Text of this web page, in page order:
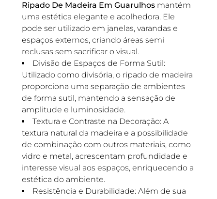
Ripado De Madeira Em Guarulhosmantém
uma estética elegante e acolhedora. Ele
pode ser utilizado em janelas, varandas e
espaços externos, criando áreas semi
reclusas sem sacrificar o visual.
Divisão de Espaços de Forma Sutil:
Utilizado como divisória, o ripado de madeira
proporciona uma separação de ambientes
de forma sutil, mantendo a sensação de
amplitude e luminosidade.
Textura e Contraste na Decoração: A
textura natural da madeira e a possibilidade
de combinação com outros materiais, como
vidro e metal, acrescentam profundidade e
interesse visual aos espaços, enriquecendo a
estética do ambiente.
Resistência e Durabilidade: Além de sua